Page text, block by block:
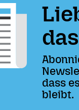
dass
bleibt.